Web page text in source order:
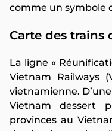
comme un symbole
Carte des trains
La ligne «
Vietnam Railways
vietnamienne.
Vietnam dessert
provinces au